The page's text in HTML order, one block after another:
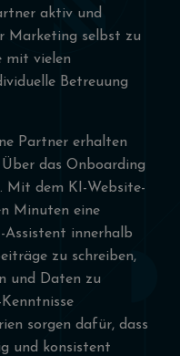
aktiv und
Marketing selbst zu
mit vielen
Betreuung
Partner erhalten
das Onboarding
Mit dem KI-Website-
Minuten eine
Assistent innerhalb
zu schreiben,
und Daten zu
sorgen dafür, dass
und konsistent